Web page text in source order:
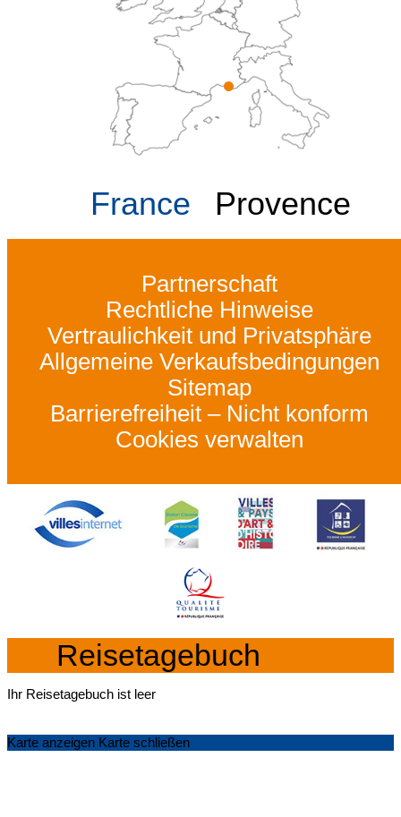
France Provence
Partnerschaft
Rechtliche Hinweise
Vertraulichkeit und Privatsphäre
Allgemeine Verkaufsbedingungen
Sitemap
Barrierefreiheit – Nicht konform
Cookies verwalten
Reisetagebuch
Ihr Reisetagebuch ist leer
Karte anzeigen Karte schließen